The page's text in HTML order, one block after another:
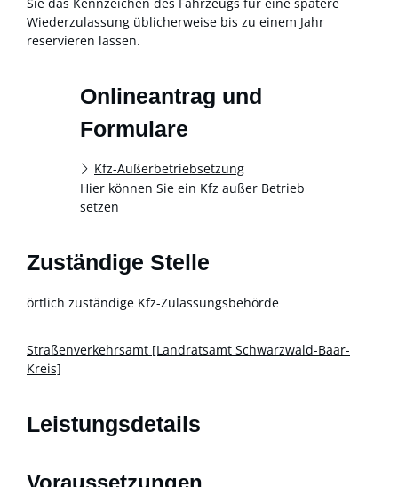
Sie das Kennzeichen des Fahrzeugs für eine spätere
Wiederzulassung üblicherweise bis zu einem Jahr
reservieren lassen.
Onlineantrag und
Formulare
Kfz-Außerbetriebsetzung
Hier können Sie ein Kfz außer Betrieb
setzen
Zuständige Stelle
örtlich zuständige Kfz-Zulassungsbehörde
Straßenverkehrsamt [Landratsamt Schwarzwald-Baar-
Kreis]
Leistungsdetails
Voraussetzungen